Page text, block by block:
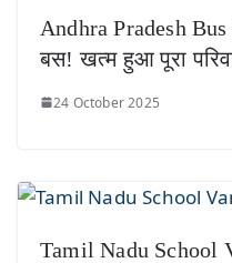
Andhra Pradesh
बस! खत्म हुआ पूरा
24 October 2025
Tamil Nadu School